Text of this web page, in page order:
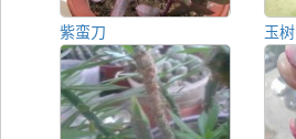
紫蛮刀 玉树